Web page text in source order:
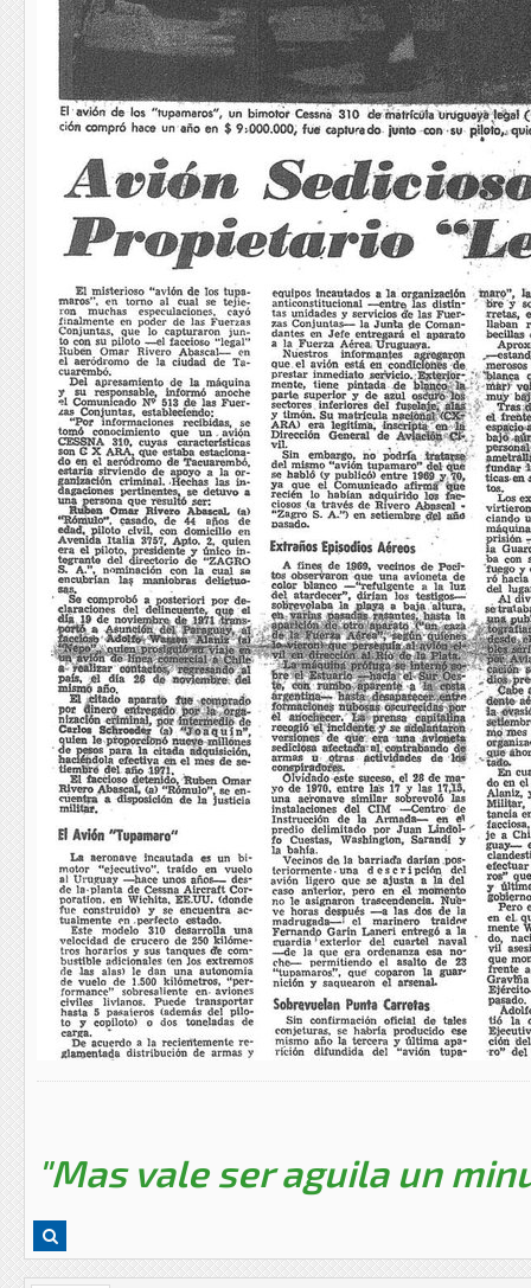
"Mas vale ser aguila un